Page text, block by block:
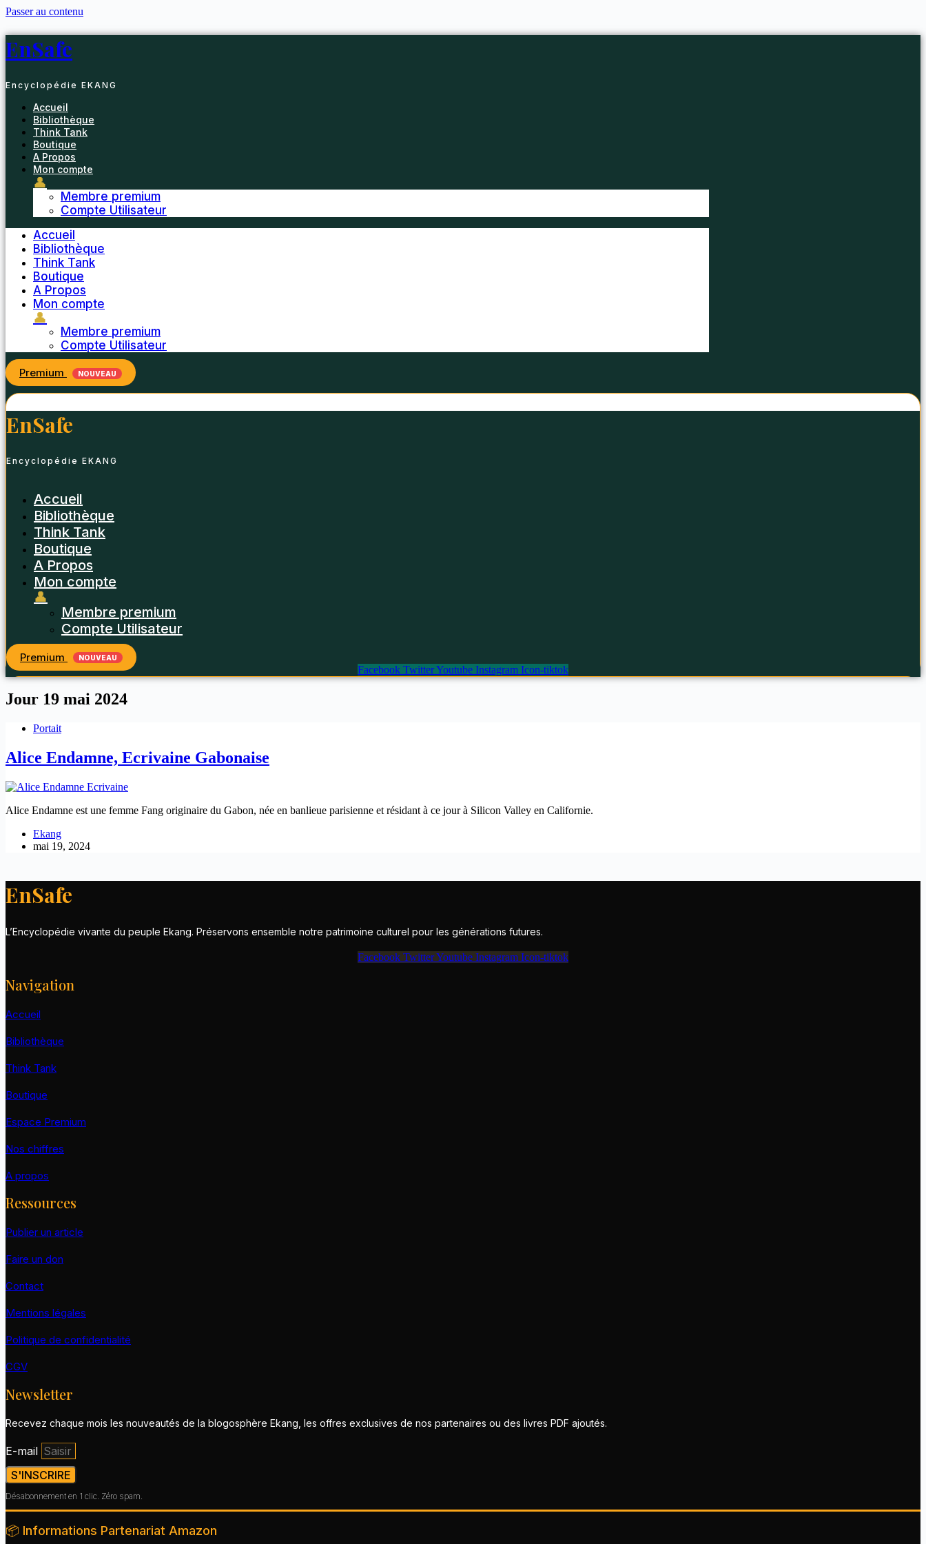
Passer au contenu
EnSafe
Encyclopédie EKANG
Accueil
Bibliothèque
Think Tank
Boutique
A Propos
Mon compte
👤
Membre premium
Compte Utilisateur
Accueil
Bibliothèque
Think Tank
Boutique
A Propos
Mon compte
👤
Membre premium
Compte Utilisateur
Premium NOUVEAU
EnSafe
Encyclopédie EKANG
Accueil
Bibliothèque
Think Tank
Boutique
A Propos
Mon compte
👤
Membre premium
Compte Utilisateur
Premium NOUVEAU
Facebook TwitterYoutube Instagram Icon-tiktok
Jour 19 mai 2024
Portait
Alice Endamne, Ecrivaine Gabonaise
Alice Endamne est une femme Fang originaire du Gabon, née en banlieue parisienne et résidant à ce jour à Silicon Valley en Californie.
Ekang
mai 19, 2024
EnSafe
L’Encyclopédie vivante du peuple Ekang. Préservons ensemble notre patrimoine culturel pour les générations futures.
Facebook TwitterYoutube Instagram Icon-tiktok
Navigation
Accueil
Bibliothèque
Think Tank
Boutique
Espace Premium
Nos chiffres
A propos
Ressources
Publier un article
Faire un don
Contact
Mentions légales
Politique de confidentialité
CGV
Newsletter
Recevez chaque mois les nouveautés de la blogosphère Ekang, les offres exclusives de nos partenaires ou des livres PDF ajoutés.
E-mail
S'INSCRIRE
Désabonnement en 1 clic. Zéro spam.
📦 Informations Partenariat Amazon